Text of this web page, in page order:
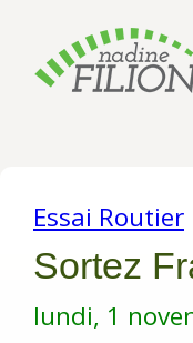
Essai Routier
Sortez
lundi, 1